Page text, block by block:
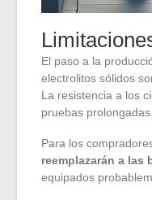
El paso a la
electrolitos sólidos
La resistencia a los
pruebas prolongadas.
Para los
reemplazarán a las
equipados